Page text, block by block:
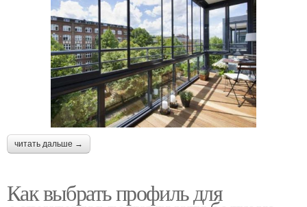
читать дальше →
Как выбрать профиль для